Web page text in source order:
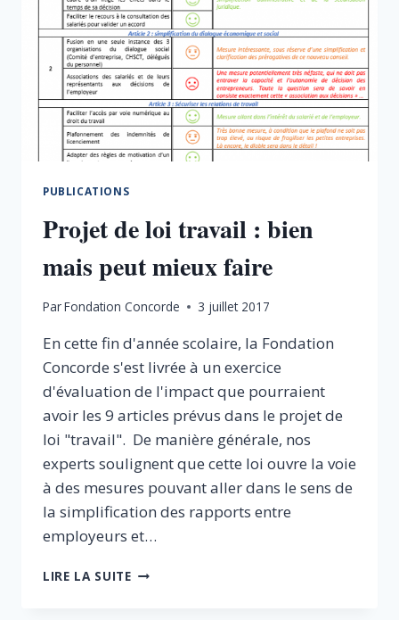
PUBLICATIONS
Projet de loi travail : bien
mais peut mieux faire
ParFondation Concorde 3 juillet 2017
En cette fin d'année scolaire, la Fondation
Concorde s'est livrée à un exercice
d'évaluation de l'impact que pourraient
avoir les 9 articles prévus dans le projet de
loi "travail". De manière générale, nos
experts soulignent que cette loi ouvre la voie
à des mesures pouvant aller dans le sens de
la simplification des rapports entre
employeurs et…
LIRE LA SUITEPROJET